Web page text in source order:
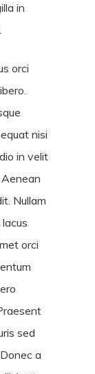
in
orci
nisi
in velit
Nullam
orci
sed
a